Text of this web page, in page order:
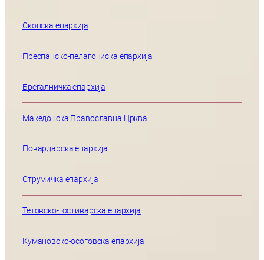
Скопска епархија
Преспанско-пелагониска епархија
Брегалничка епархија
Македонска Православна Црква
Повардарска епархија
Струмичка епархија
Тетовско-гостиварска епархија
Кумановско-осоговска епархија